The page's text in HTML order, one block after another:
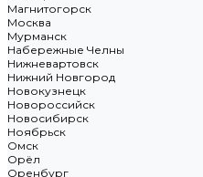
Магнитогорск
Москва
Мурманск
Набережные Челны
Нижневартовск
Нижний Новгород
Новокузнецк
Новороссийск
Новосибирск
Ноябрьск
Омск
Орёл
Оренбург